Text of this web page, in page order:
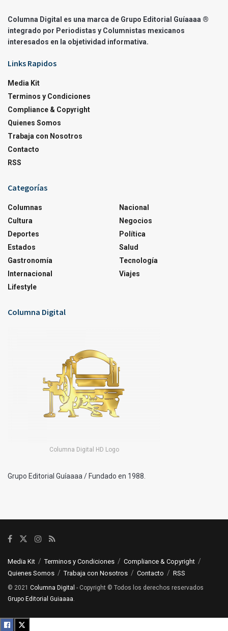
Columna Digital es una marca de Grupo Editorial Guíaaaa ®
integrado por Periodistas y Columnistas mexicanos
interesados en la objetividad informativa.
Links Rapidos
Media Kit
Terminos y Condiciones
Compliance & Copyright
Quienes Somos
Trabaja con Nosotros
Contacto
RSS
Categorías
Columnas
Cultura
Deportes
Estados
Gastronomía
Internacional
Lifestyle
Nacional
Negocios
Política
Salud
Tecnología
Viajes
Columna Digital
Columna Digital HD Logo
Grupo Editorial Guíaaaa / Fundado en 1988.
Media Kit Terminos y Condiciones
Compliance & Copyright
Quienes Somos
Trabaja con Nosotros Contacto RSS
© 2021 Columna Digital - Copyright © Todos los derechos reservados
Grupo Editorial Guiaaaa.